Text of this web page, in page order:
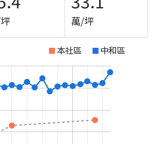
萬/坪
本社區 中和區